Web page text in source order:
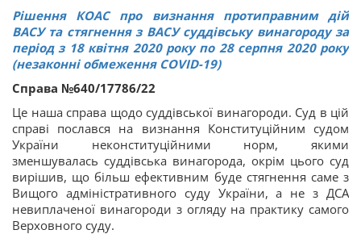
Рішення КОАС про визнання протиправним дій
ВАСУ та стягнення з ВАСУ суддівську винагороду за
період з 18 квітня 2020 року по 28 серпня 2020 року
(незаконні обмеження COVID-19)
Справа №640/17786/22
Це наша справа щодо суддівської винагороди. Суд в цій
справі послався на визнання Конституційним судом
України неконституційними норм, якими
зменшувалась суддівська винагорода, окрім цього суд
вирішив, що більш ефективним буде стягнення саме з
Вищого адміністративного суду України, а не з ДСА
невиплаченої винагороди з огляду на практику самого
Верховного суду.